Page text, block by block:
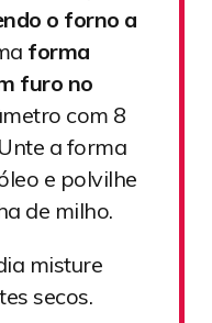
o forno a
forma
furo no
com 8
a forma
e polvilhe
de milho.
misture
secos.